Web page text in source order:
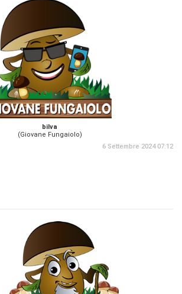
bilva
(Giovane Fungaiolo)
6 Settembre 2024 07:12